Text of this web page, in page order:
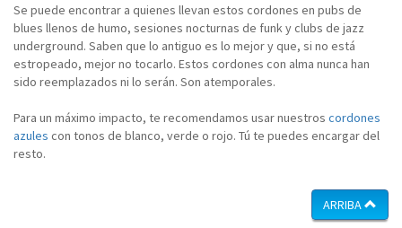
Se puede encontrar a quienes llevan estos cordones en pubs de
blues llenos de humo, sesiones nocturnas de funk y clubs de jazz
underground. Saben que lo antiguo es lo mejor y que, si no está
estropeado, mejor no tocarlo. Estos cordones con alma nunca han
sido reemplazados ni lo serán. Son atemporales.
Para un máximo impacto, te recomendamos usar nuestros cordones
azules con tonos de blanco, verde o rojo. Tú te puedes encargar del
resto.
ARRIBA